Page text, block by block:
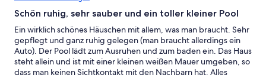
Schön ruhig, sehr sauber und ein toller kleiner Pool
Ein wirklich schönes Häuschen mit allem, was man braucht. Sehr
gepflegt und ganz ruhig gelegen (man braucht allerdings ein
Auto). Der Pool lädt zum Ausruhen und zum baden ein. Das Haus
steht allein und ist mit einer kleinen weißen Mauer umgeben, so
dass man keinen Sichtkontakt mit den Nachbarn hat. Alles